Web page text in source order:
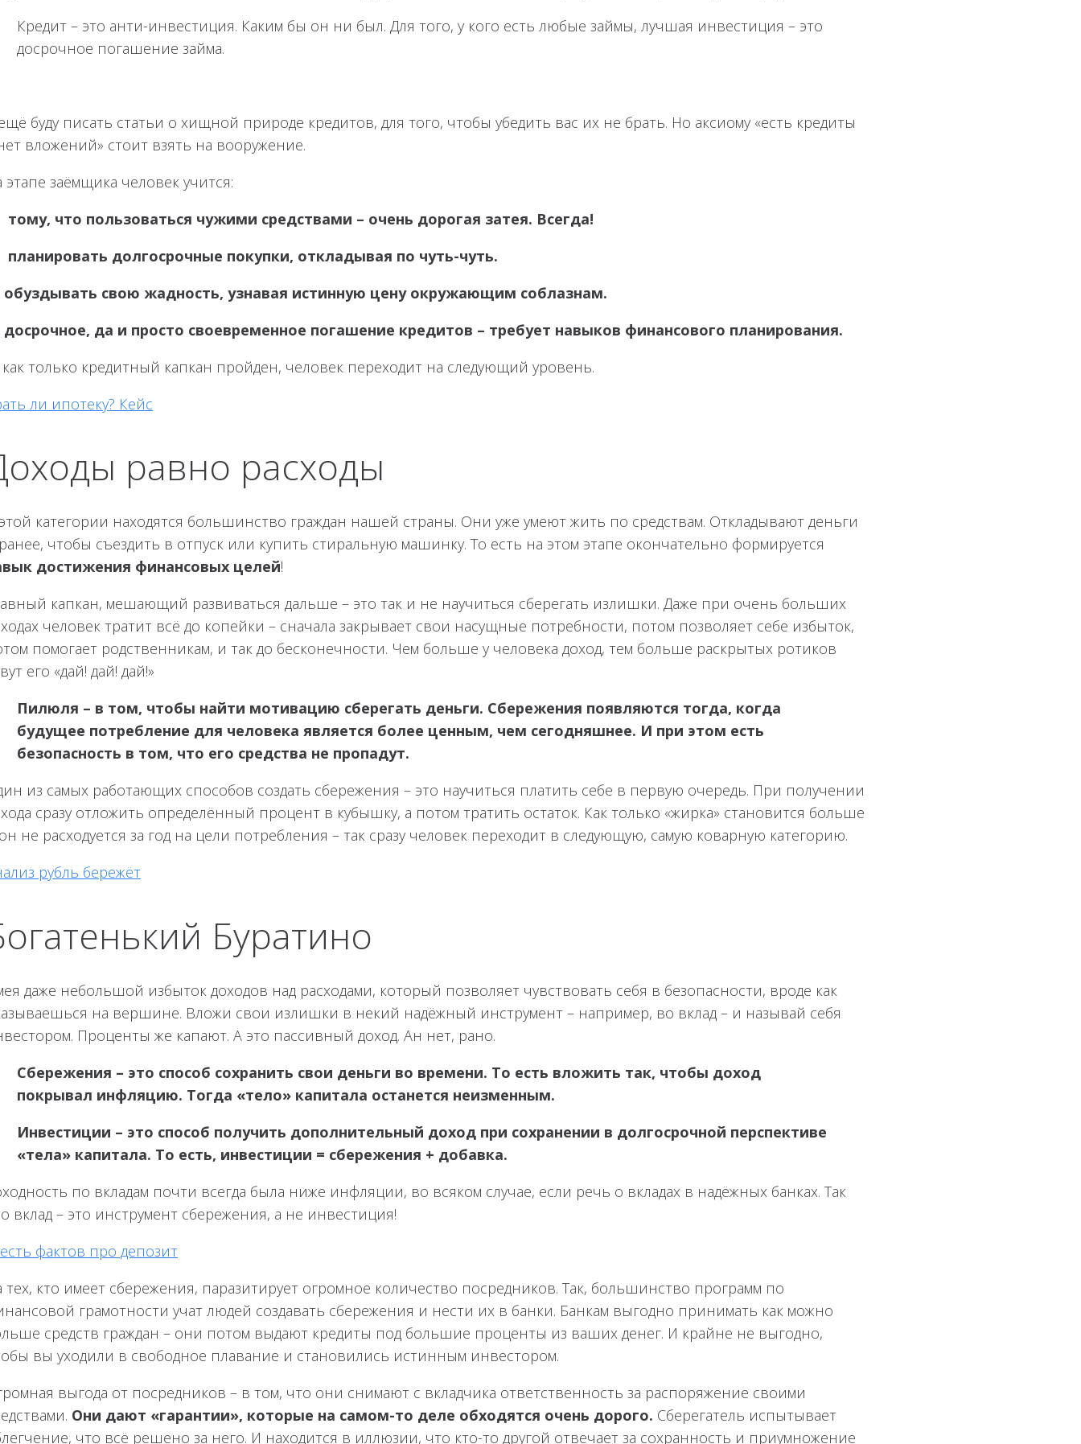
Кредит – это анти-инвестиция. Каким бы он ни был. Для того, у кого есть любые займы, лучшая инвестиция – это
досрочное погашение займа.
буду писать статьи о хищной природе кредитов, для того, чтобы убедить вас их не брать. Но аксиому «есть кредиты
вложений» стоит взять на вооружение.
этапе заёмщика человек учится:
что пользоваться чужими средствами – очень дорогая затея. Всегда!
долгосрочные покупки, откладывая по чуть-чуть.
свою жадность, узнавая истинную цену окружающим соблазнам.
да и просто своевременное погашение кредитов – требует навыков финансового планирования.
только кредитный капкан пройден, человек переходит на следующий уровень.
ли ипотеку? Кейс
равно расходы
категории находятся большинство граждан нашей страны. Они уже умеют жить по средствам. Откладывают деньги
чтобы съездить в отпуск или купить стиральную машинку. То есть на этом этапе окончательно формируется
достижения финансовых целей!
капкан, мешающий развиваться дальше – это так и не научиться сберегать излишки. Даже при очень больших
человек тратит всё до копейки – сначала закрывает свои насущные потребности, потом позволяет себе избыток,
помогает родственникам, и так до бесконечности. Чем больше у человека доход, тем больше раскрытых ротиков
его «дай! дай! дай!»
Пилюля – в том, чтобы найти мотивацию сберегать деньги. Сбережения появляются тогда, когда
будущее потребление для человека является более ценным, чем сегодняшнее. И при этом есть
безопасность в том, что его средства не пропадут.
из самых работающих способов создать сбережения – это научиться платить себе в первую очередь. При получении
сразу отложить определённый процент в кубышку, а потом тратить остаток. Как только «жирка» становится больше
не расходуется за год на цели потребления – так сразу человек переходит в следующую, самую коварную категорию.
рубль бережёт
Буратино
даже небольшой избыток доходов над расходами, который позволяет чувствовать себя в безопасности, вроде как
на вершине. Вложи свои излишки в некий надёжный инструмент – например, во вклад – и называй себя
Проценты же капают. А это пассивный доход. Ан нет, рано.
Сбережения – это способ сохранить свои деньги во времени. То есть вложить так, чтобы доход
покрывал инфляцию. Тогда «тело» капитала останется неизменным.
Инвестиции – это способ получить дополнительный доход при сохранении в долгосрочной перспективе
«тела» капитала. То есть, инвестиции = сбережения + добавка.
по вкладам почти всегда была ниже инфляции, во всяком случае, если речь о вкладах в надёжных банках. Так
вклад – это инструмент сбережения, а не инвестиция!
фактов про депозит
тех, кто имеет сбережения, паразитирует огромное количество посредников. Так, большинство программ по
грамотности учат людей создавать сбережения и нести их в банки. Банкам выгодно принимать как можно
средств граждан – они потом выдают кредиты под большие проценты из ваших денег. И крайне не выгодно,
вы уходили в свободное плавание и становились истинным инвестором.
выгода от посредников – в том, что они снимают с вкладчика ответственность за распоряжение своими
Они дают «гарантии», которые на самом-то деле обходятся очень дорого. Сберегатель испытывает
что всё решено за него. И находится в иллюзии, что кто-то другой отвечает за сохранность и приумножение